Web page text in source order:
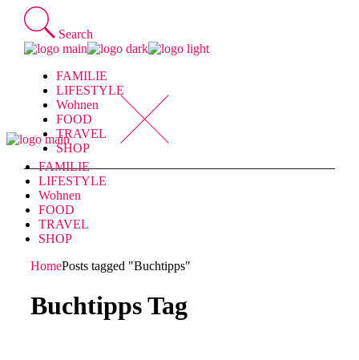
Skip
content
Search
FAMILIE
LIFESTYLE
Wohnen
FOOD
TRAVEL
SHOP
FAMILIE
LIFESTYLE
Wohnen
FOOD
TRAVEL
SHOP
HomePosts tagged "Buchtipps"
Buchtipps Tag